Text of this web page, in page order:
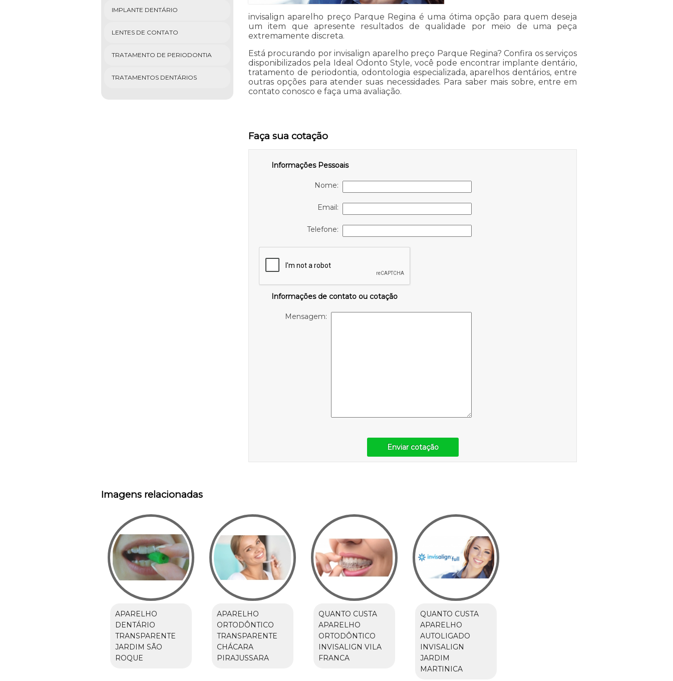
IMPLANTE DENTÁRIO
LENTES DE CONTATO
TRATAMENTO DE PERIODONTIA
TRATAMENTOS DENTÁRIOS
invisalign aparelho preço Parque Regina é uma ótima opção para quem deseja
um item que apresente resultados de qualidade por meio de uma peça
extremamente discreta.
Está procurando por invisalign aparelho preço Parque Regina? Confira os serviços
disponibilizados pela Ideal Odonto Style, você pode encontrar implante dentário,
tratamento de periodontia, odontologia especializada, aparelhos dentários, entre
outras opções para atender suas necessidades. Para saber mais sobre, entre em
contato conosco e faça uma avaliação.
Faça sua cotação
Informações Pessoais
Nome:
Email:
Telefone:
Informações de contato ou cotação
Mensagem:
Enviar cotação
Imagens relacionadas
APARELHO
DENTÁRIO
TRANSPARENTE
JARDIM SÃO
ROQUE
APARELHO
ORTODÔNTICO
TRANSPARENTE
CHÁCARA
PIRAJUSSARA
QUANTO CUSTA
APARELHO
ORTODÔNTICO
INVISALIGN VILA
FRANCA
QUANTO CUSTA
APARELHO
AUTOLIGADO
INVISALIGN
JARDIM
MARTINICA